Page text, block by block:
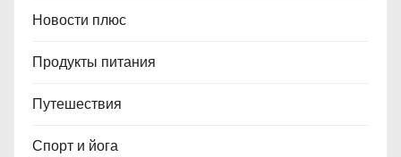
Новости плюс
Продукты питания
Путешествия
Спорт и йога